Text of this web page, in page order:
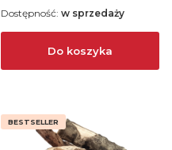
Do koszyka
Dostępność: w sprzedaży
BESTSELLER